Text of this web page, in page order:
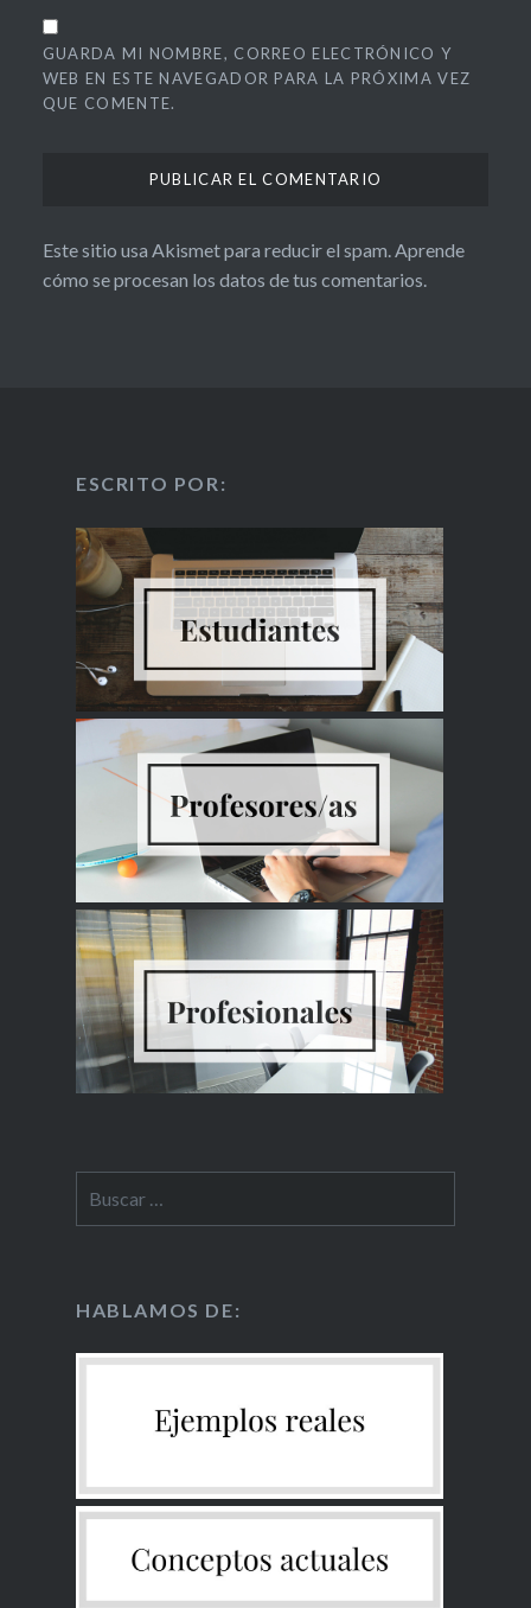
GUARDA MI NOMBRE, CORREO ELECTRÓNICO Y
WEB EN ESTE NAVEGADOR PARA LA PRÓXIMA VEZ
QUE COMENTE.
Este sitio usa Akismet para reducir el spam.Aprende
cómo se procesan los datos de tus comentarios.
ESCRITO POR:
HABLAMOS DE: